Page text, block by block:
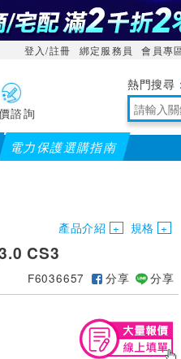
登入/註冊 綁定服務員 會員專
諮詢
境量測
電力保護選購指南
儀錶指定款單筆滿
產品介紹 規格
CS3
F6036657 分享 分享